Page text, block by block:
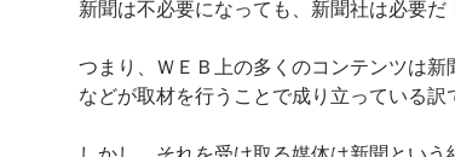
新聞は不必要になっても、新聞社は必要だ
つまり、ＷＥＢ上の多くのコンテンツは
などが取材を行うことで成り立っている訳